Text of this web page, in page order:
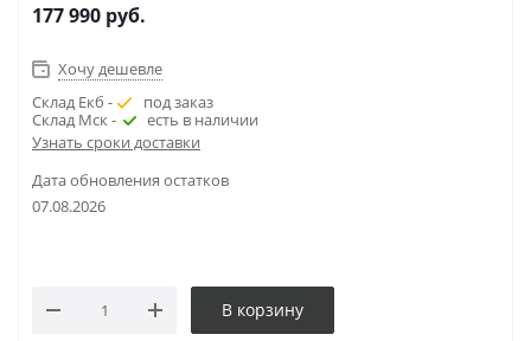
177 990 руб.
Хочу дешевле
Склад Екб -
под заказ
Склад Мск -
есть в наличии
Узнать сроки доставки
Дата обновления остатков
07.08.2026
В корзину